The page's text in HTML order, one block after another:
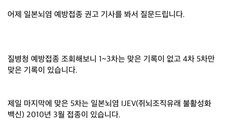
어제 일본뇌염 예방접종 권고 기사를 봐서 질문드립니다.
질병청 예방접종 조회해보니 1~3차는 맞은 기록이 없고 4차 5차만
맞은 기록이 있습니다.
제일 마지막에 맞은 5차는 일본뇌염 IJEV(쥐뇌조직유래 불활성화
백신) 2010년 3월 접종이 있습니다.